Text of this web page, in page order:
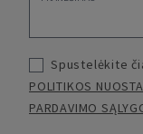
Spustelėkite
POLITIKOS
PARDAVIMO